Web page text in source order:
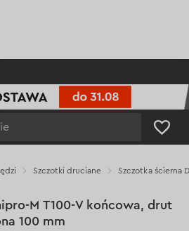
Szczotki druciane Szczotka ścierna
M Т100-V końcowa, drut
100 mm